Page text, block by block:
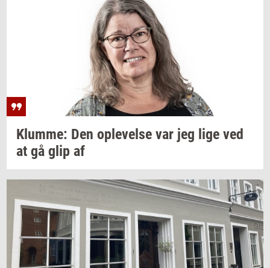
Klum­me: Den op­le­vel­se var jeg lige ved
at gå glip af